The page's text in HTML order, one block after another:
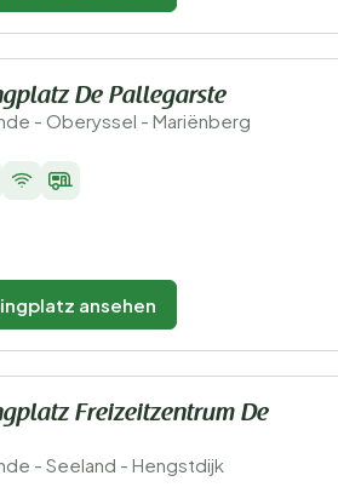
De Pallegarste
- Oberyssel - Mariënberg
ansehen
Freizeitzentrum De
- Seeland - Hengstdijk